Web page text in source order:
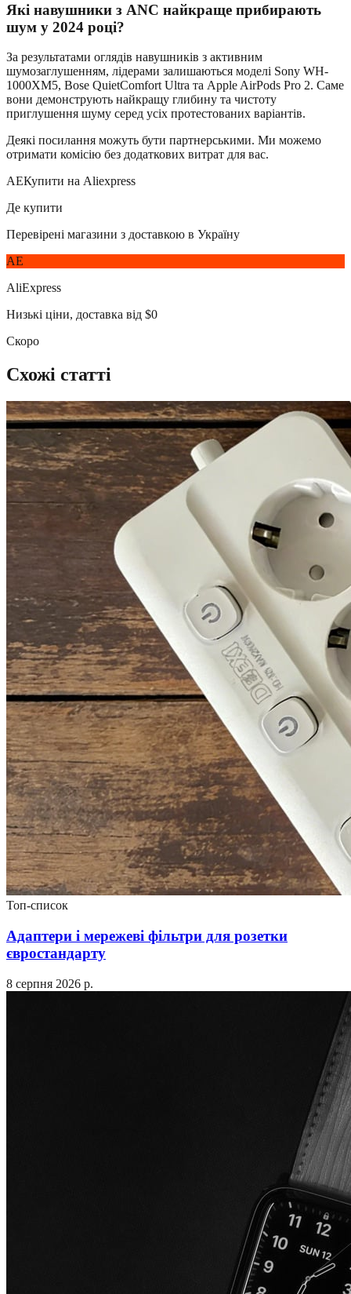
Які навушники з ANC найкраще прибирають
шум у 2024 році?
За результатами оглядів навушників з активним
шумозаглушенням, лідерами залишаються моделі Sony WH-
1000XM5, Bose QuietComfort Ultra та Apple AirPods Pro 2. Саме
вони демонструють найкращу глибину та чистоту
приглушення шуму серед усіх протестованих варіантів.
Деякі посилання можуть бути партнерськими. Ми можемо
отримати комісію без додаткових витрат для вас.
AEКупити на Aliexpress
Де купити
Перевірені магазини з доставкою в Україну
AE
AliExpress
Низькі ціни, доставка від $0
Скоро
Схожі статті
Топ-список
Адаптери і мережеві фільтри для розетки
євростандарту
8 серпня 2026 р.